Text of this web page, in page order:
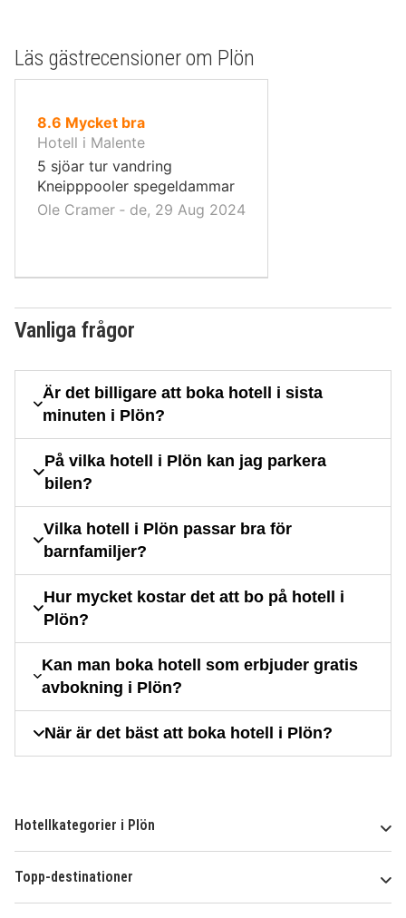
Läs gästrecensioner om Plön
8.6 av
10,
Mycket bra
Hotell i Malente
5 sjöar tur vandring
Kneipppooler spegeldammar
Ole Cramer ‐ de, 29 Aug 2024
Vanliga frågor
Är det billigare att boka hotell i sista
minuten i Plön?
På vilka hotell i Plön kan jag parkera
bilen?
Vilka hotell i Plön passar bra för
barnfamiljer?
Hur mycket kostar det att bo på hotell i
Plön?
Kan man boka hotell som erbjuder gratis
avbokning i Plön?
När är det bäst att boka hotell i Plön?
Hotellkategorier i Plön
Topp-destinationer